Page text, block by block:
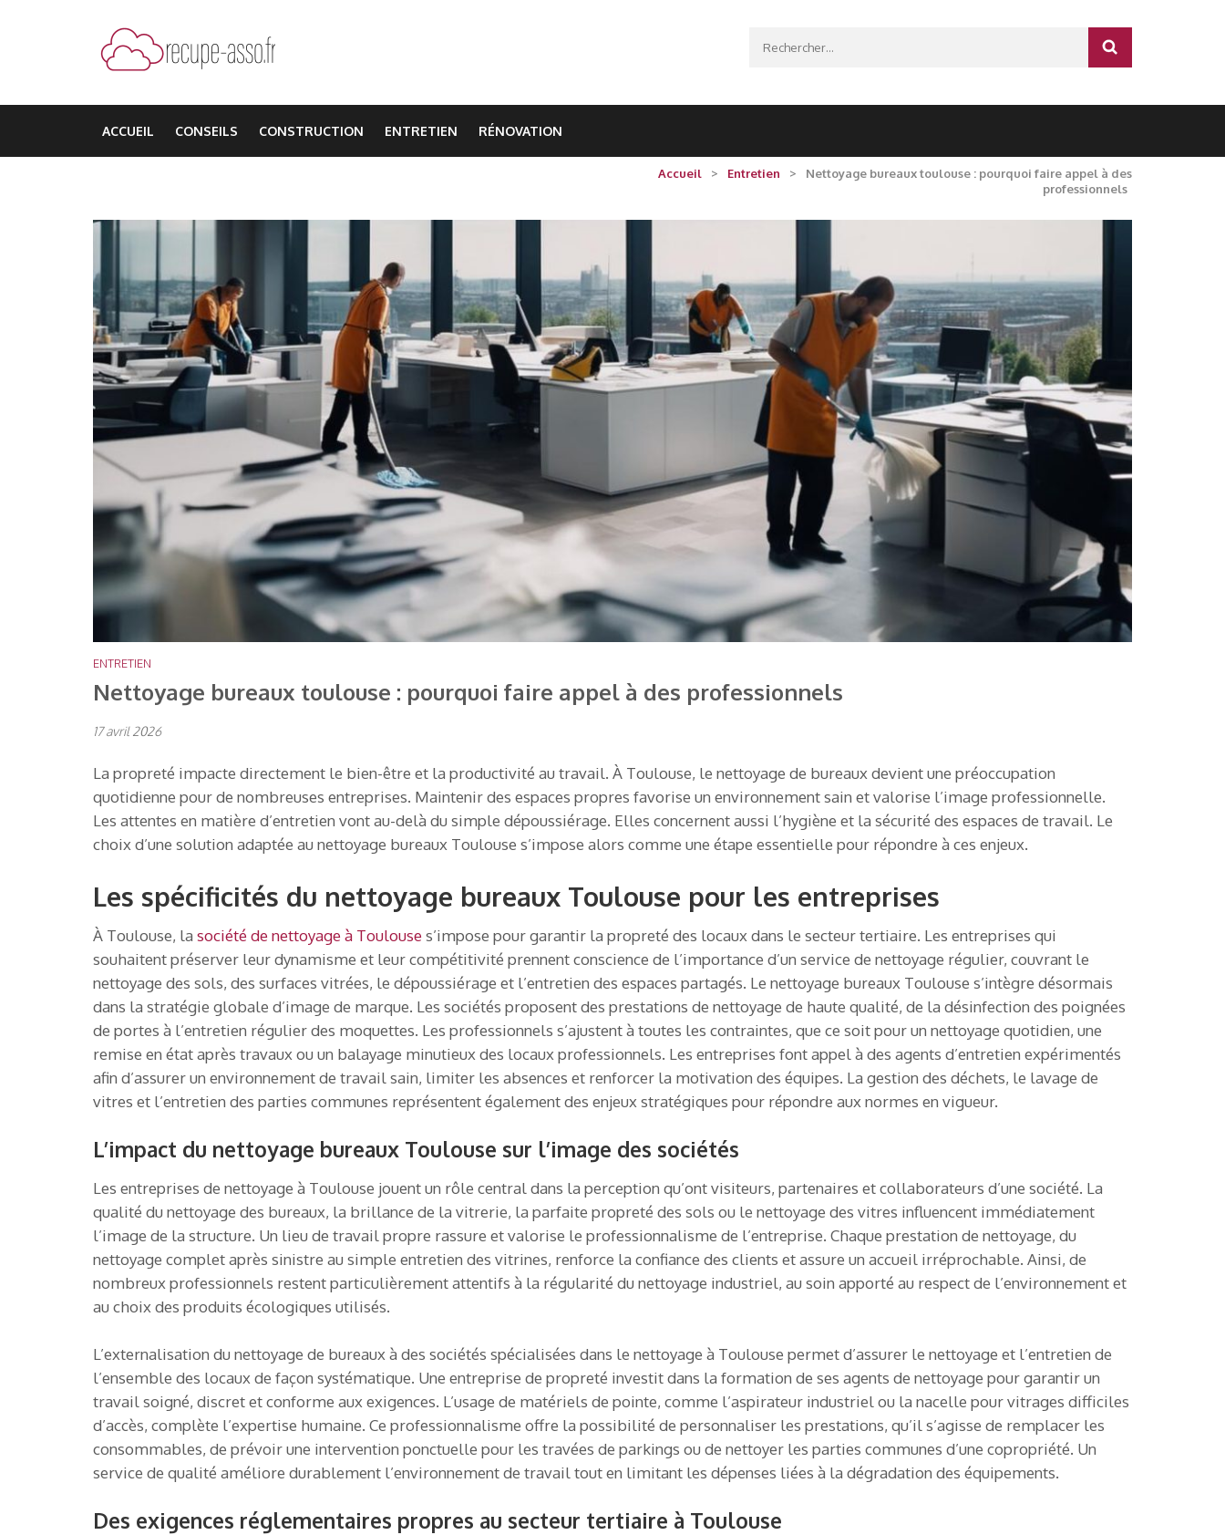
Entrée)
ACCUEIL CONSEILS CONSTRUCTION ENTRETIEN RÉNOVATION
Accueil > Entretien >
Nettoyage bureaux toulouse : pourquoi faire appel à des
professionnels
ENTRETIEN
Nettoyage bureaux toulouse : pourquoi faire appel à des professionnels
17 avril 2026
La propreté impacte directement le bien-être et la productivité au travail. À Toulouse, le nettoyage de bureaux devient une préoccupation
quotidienne pour de nombreuses entreprises. Maintenir des espaces propres favorise un environnement sain et valorise l’image professionnelle.
Les attentes en matière d’entretien vont au-delà du simple dépoussiérage. Elles concernent aussi l’hygiène et la sécurité des espaces de travail. Le
choix d’une solution adaptée au nettoyage bureaux Toulouse s’impose alors comme une étape essentielle pour répondre à ces enjeux.
Les spécificités du nettoyage bureaux Toulouse pour les entreprises
À Toulouse, la société de nettoyage à Toulouses’impose pour garantir la propreté des locaux dans le secteur tertiaire. Les entreprises qui
souhaitent préserver leur dynamisme et leur compétitivité prennent conscience de l’importance d’un service de nettoyage régulier, couvrant le
nettoyage des sols, des surfaces vitrées, le dépoussiérage et l’entretien des espaces partagés. Le nettoyage bureaux Toulouse s’intègre désormais
dans la stratégie globale d’image de marque. Les sociétés proposent des prestations de nettoyage de haute qualité, de la désinfection des poignées
de portes à l’entretien régulier des moquettes. Les professionnels s’ajustent à toutes les contraintes, que ce soit pour un nettoyage quotidien, une
remise en état après travaux ou un balayage minutieux des locaux professionnels. Les entreprises font appel à des agents d’entretien expérimentés
afin d’assurer un environnement de travail sain, limiter les absences et renforcer la motivation des équipes. La gestion des déchets, le lavage de
vitres et l’entretien des parties communes représentent également des enjeux stratégiques pour répondre aux normes en vigueur.
L’impact du nettoyage bureaux Toulouse sur l’image des sociétés
Les entreprises de nettoyage à Toulouse jouent un rôle central dans la perception qu’ont visiteurs, partenaires et collaborateurs d’une société. La
qualité du nettoyage des bureaux, la brillance de la vitrerie, la parfaite propreté des sols ou le nettoyage des vitres influencent immédiatement
l’image de la structure. Un lieu de travail propre rassure et valorise le professionnalisme de l’entreprise. Chaque prestation de nettoyage, du
nettoyage complet après sinistre au simple entretien des vitrines, renforce la confiance des clients et assure un accueil irréprochable. Ainsi, de
nombreux professionnels restent particulièrement attentifs à la régularité du nettoyage industriel, au soin apporté au respect de l’environnement et
au choix des produits écologiques utilisés.
L’externalisation du nettoyage de bureaux à des sociétés spécialisées dans le nettoyage à Toulouse permet d’assurer le nettoyage et l’entretien de
l’ensemble des locaux de façon systématique. Une entreprise de propreté investit dans la formation de ses agents de nettoyage pour garantir un
travail soigné, discret et conforme aux exigences. L’usage de matériels de pointe, comme l’aspirateur industriel ou la nacelle pour vitrages difficiles
d’accès, complète l’expertise humaine. Ce professionnalisme offre la possibilité de personnaliser les prestations, qu’il s’agisse de remplacer les
consommables, de prévoir une intervention ponctuelle pour les travées de parkings ou de nettoyer les parties communes d’une copropriété. Un
service de qualité améliore durablement l’environnement de travail tout en limitant les dépenses liées à la dégradation des équipements.
Des exigences réglementaires propres au secteur tertiaire à Toulouse